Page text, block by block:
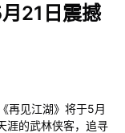
21日震撼
再见江湖》将于5月
涯的武林侠客，追寻